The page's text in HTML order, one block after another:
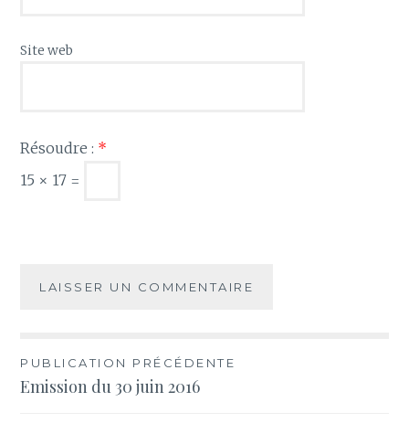
Site web
Résoudre : *
15 × 17 =
Navigation
de
PUBLICATION PRÉCÉDENTE
Emission du 30 juin 2016